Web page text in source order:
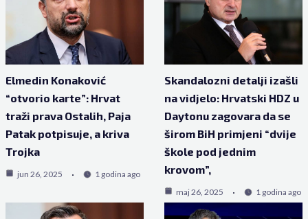
Elmedin Konaković
“otvorio karte”: Hrvat
traži prava Ostalih, Paja
Patak potpisuje, a kriva
Trojka
jun 26, 2025 1 godina ago
Skandalozni detalji izašli
na vidjelo: Hrvatski HDZ u
Daytonu zagovara da se
širom BiH primjeni “dvije
škole pod jednim
krovom”,
maj 26, 2025 1 godina ago